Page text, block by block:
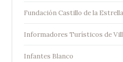
Fundación Castillo de la Estrella
Informadores Turísticos de
Infantes Blanco